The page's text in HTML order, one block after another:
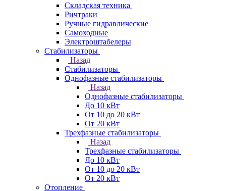
Складская техника
Ричтраки
Ручные гидравлические
Самоходные
Электроштабелеры
Стабилизаторы
Назад
Стабилизаторы
Однофазные стабилизаторы
Назад
Однофазные стабилизаторы
До 10 кВт
От 10 до 20 кВт
От 20 кВт
Трехфазные стабилизаторы
Назад
Трехфазные стабилизаторы
До 10 кВт
От 10 до 20 кВт
От 20 кВт
Отопление